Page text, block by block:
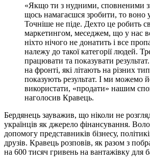
«Якщо ти з нудними, сповненими
щось намагаєшся зробити, то воно у
Точніше не піде. Дехто це робить
маркетингом, меседжем, що у нас
ніхто нічого не донатить і все
належу до такої категорії людей.
працювати та показувати
на фронті, які літають на різних
показують результат. І ми можемо
використати, «продати» нашим
наголосив Кравець.
Бердянець зауважив, що ніколи не
українців як джерело фінансування.
допомогу представників бізнесу,
друзів. Кравець розповів, як разом з
на 600 тисяч гривень на вантажівку для